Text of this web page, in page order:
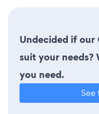
Undecided if our
suit your needs?
you need.
See